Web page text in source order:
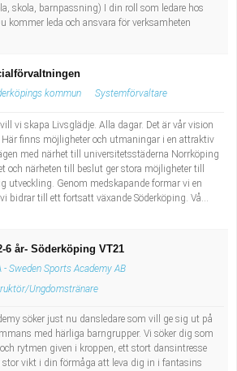
skola, barnpassning) I din roll som ledare hos
kommer leda och ansvara för verksamheten
kommun Systemförvaltare
vi skapa Livsglädje. Alla dagar. Det är vår vision
Här finns möjligheter och utmaningar i en attraktiv
med närhet till universitetsstäderna Norrköping
och närheten till beslut ger stora möjligheter till
utveckling. Genom medskapande formar vi en
bidrar till ett fortsatt växande Söderköping. Vå...
6 år- Söderköping VT21
- Sweden Sports Academy AB
Ungdomstränare
söker just nu dansledare som vill ge sig ut på
med härliga barngrupper. Vi söker dig som
rytmen given i kroppen, ett stort dansintresse
stor vikt i din förmåga att leva dig in i fantasins